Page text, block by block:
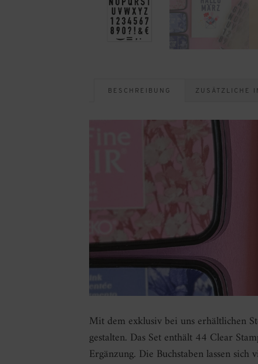
BESCHREIBUNG ZUSÄTZLICHE
Mit dem exklusiv bei uns erhältlichen
gestalten. Das Set enthält 44 Clear
Ergänzung. Die Buchstaben lassen